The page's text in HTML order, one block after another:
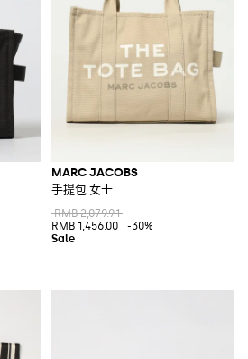
MARC JACOBS
手提包 女士
RMB 2,079.91
RMB 1,456.00
-30%